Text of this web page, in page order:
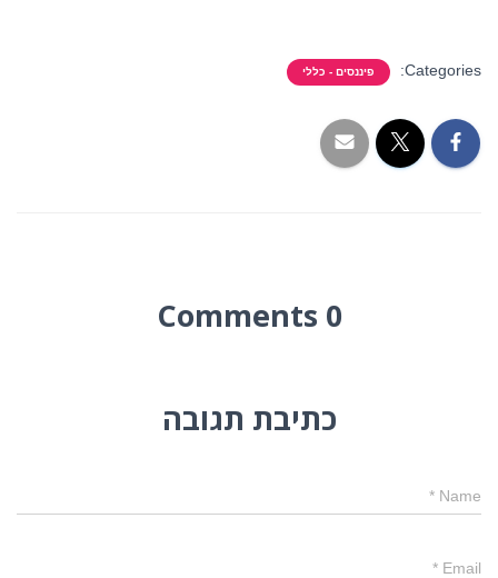
Categories: פיננסים - כללי
0 Comments
כתיבת תגובה
Name
*
Email
*